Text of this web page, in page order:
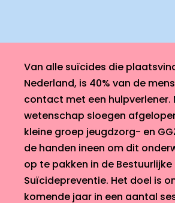
Van alle suïcides die
Nederland, is 40% van de
contact met een hulpverlener.
wetenschap sloegen
kleine groep jeugdzorg- en
de handen ineen om dit
op te pakken in de Bestuurlijke
Suïcidepreventie. Het doel is
komende jaar in een aantal